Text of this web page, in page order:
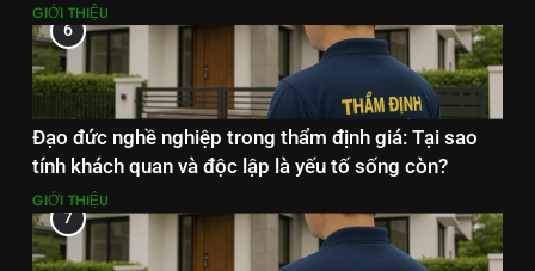
GIỚI THIỆU
6
Đạo đức nghề nghiệp trong thẩm định giá: Tại sao
tính khách quan và độc lập là yếu tố sống còn?
GIỚI THIỆU
7